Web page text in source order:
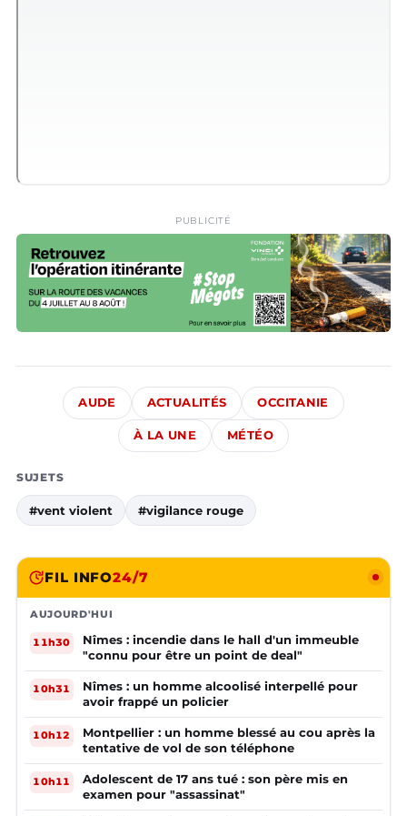
PUBLICITÉ
AUDE ACTUALITÉS OCCITANIE
À LA UNE MÉTÉO
SUJETS
#vent violent #vigilance rouge
FIL INFO24/7
AUJOURD'HUI
11h30
Nîmes : incendie dans le hall d'un immeuble
"connu pour être un point de deal"
10h31
Nîmes : un homme alcoolisé interpellé pour
avoir frappé un policier
10h12
Montpellier : un homme blessé au cou après la
tentative de vol de son téléphone
10h11
Adolescent de 17 ans tué : son père mis en
examen pour "assassinat"